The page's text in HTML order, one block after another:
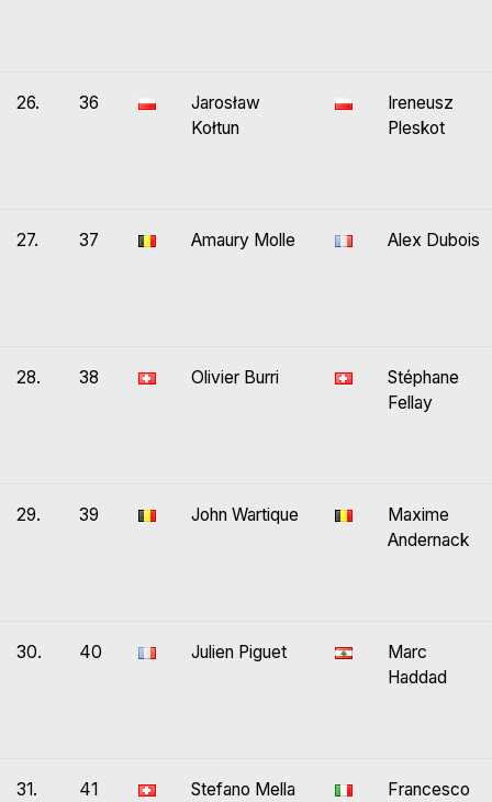
26. 36
Jarosław
Kołtun
Ireneusz
Pleskot
27. 37 Amaury Molle Alex Dubois
28. 38 Olivier Burri
Stéphane
Fellay
29. 39 John Wartique
Maxime
Andernack
30. 40 Julien Piguet
Marc
Haddad
31. 41 Stefano Mella
Francesco